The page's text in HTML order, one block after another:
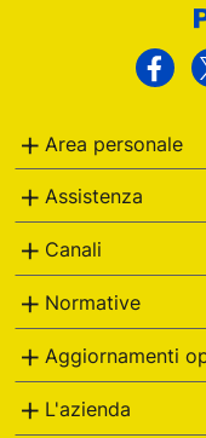
Area personale
Assistenza
Canali
Normative
Aggiornamenti
L'azienda